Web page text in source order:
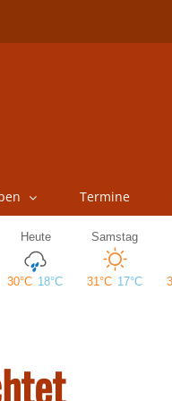
Termine